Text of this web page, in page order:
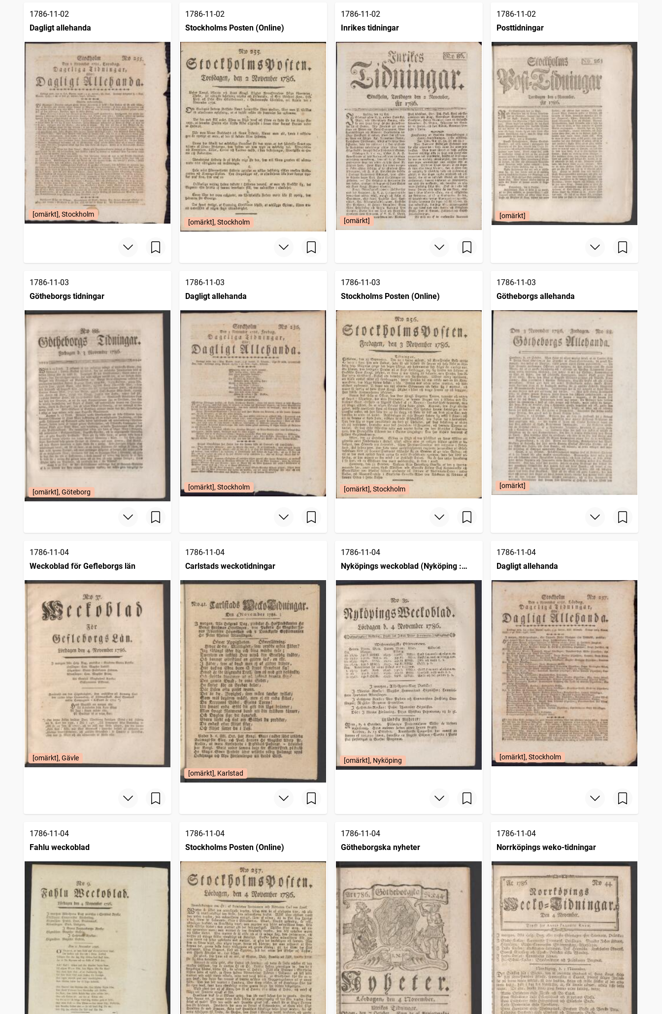
1786-11-02
Dagligt allehanda
[omärkt], Stockholm
1786-11-02
Stockholms Posten (Online)
[omärkt], Stockholm
1786-11-02
Inrikes tidningar
[omärkt]
1786-11-02
Posttidningar
[omärkt]
1786-11-03
Götheborgs tidningar
[omärkt], Göteborg
1786-11-03
Dagligt allehanda
[omärkt], Stockholm
1786-11-03
Stockholms Posten (Online)
[omärkt], Stockholm
1786-11-03
Götheborgs allehanda
[omärkt]
1786-11-04
Weckoblad för Gefleborgs län
[omärkt], Gävle
1786-11-04
Carlstads weckotidningar
[omärkt], Karlstad
1786-11-04
Nyköpings weckoblad (Nyköping :
1786)
[omärkt], Nyköping
1786-11-04
Dagligt allehanda
[omärkt], Stockholm
1786-11-04
Fahlu weckoblad
1786-11-04
Stockholms Posten (Online)
1786-11-04
Götheborgska nyheter
1786-11-04
Norrköpings weko-tidningar